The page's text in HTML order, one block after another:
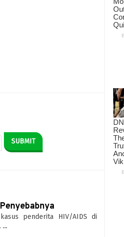
kasus penderita HIV/AIDS di
...